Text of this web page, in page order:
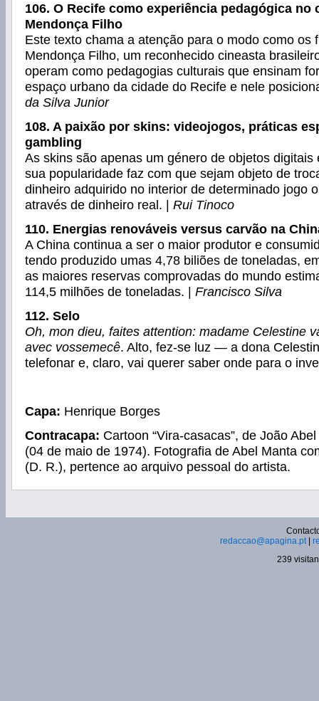
106. O Recife como experiência pedagógica no
Mendonça Filho
Este texto chama a atenção para o modo como os
Mendonça Filho, um reconhecido cineasta
operam como pedagogias culturais que ensinam
espaço urbano da cidade do Recife e nele
da Silva Junior
108. A paixão por skins: videojogos, práticas
gambling
As skins são apenas um género de objetos digitais
sua popularidade faz com que sejam objeto de
dinheiro adquirido no interior de determinado jogo
através de dinheiro real. | Rui Tinoco
110. Energias renováveis versus carvão na
A China continua a ser o maior produtor e
tendo produzido umas 4,78 biliões de toneladas,
as maiores reservas comprovadas do mundo
114,5 milhões de toneladas. | Francisco Silva
112. Selo
Oh, mon dieu, faites attention: madame Celestine
avec vossemecê. Alto, fez-se luz — a dona
telefonar e, claro, vai querer saber onde para o
Capa: Henrique Borges
Contracapa: Cartoon “Vira-casacas”, de João
(04 de maio de 1974). Fotografia de Abel Manta
(D. R.), pertence ao arquivo pessoal do artista.
redaccao@apagina.pt|
239